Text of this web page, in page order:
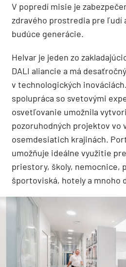
V popredí misie je
zdravého prostredia pre ľudí
budúce generácie.
Helvar je jeden zo
DALI aliancie a má
v technologických
spolupráca so svetovými
osvetľovanie umožnila
pozoruhodných projektov vo
osemdesiatich krajinách.
umožňuje ideálne využitie
priestory, školy, nemocnice,
športoviská, hotely a mnoho